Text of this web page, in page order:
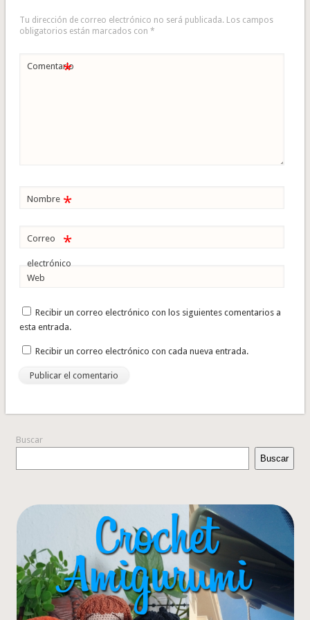
Tu dirección de correo electrónico no será publicada. Los campos
obligatorios están marcados con *
Comentario
*
Nombre *
Correo
electrónico
*
Web
Recibir un correo electrónico con los siguientes comentarios a
esta entrada.
Recibir un correo electrónico con cada nueva entrada.
Buscar
Buscar